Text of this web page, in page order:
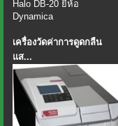
Halo DB-20 ยี่ห้อ
Dynamica
เครื่องวัดค่าการดูดกลืน
แส...